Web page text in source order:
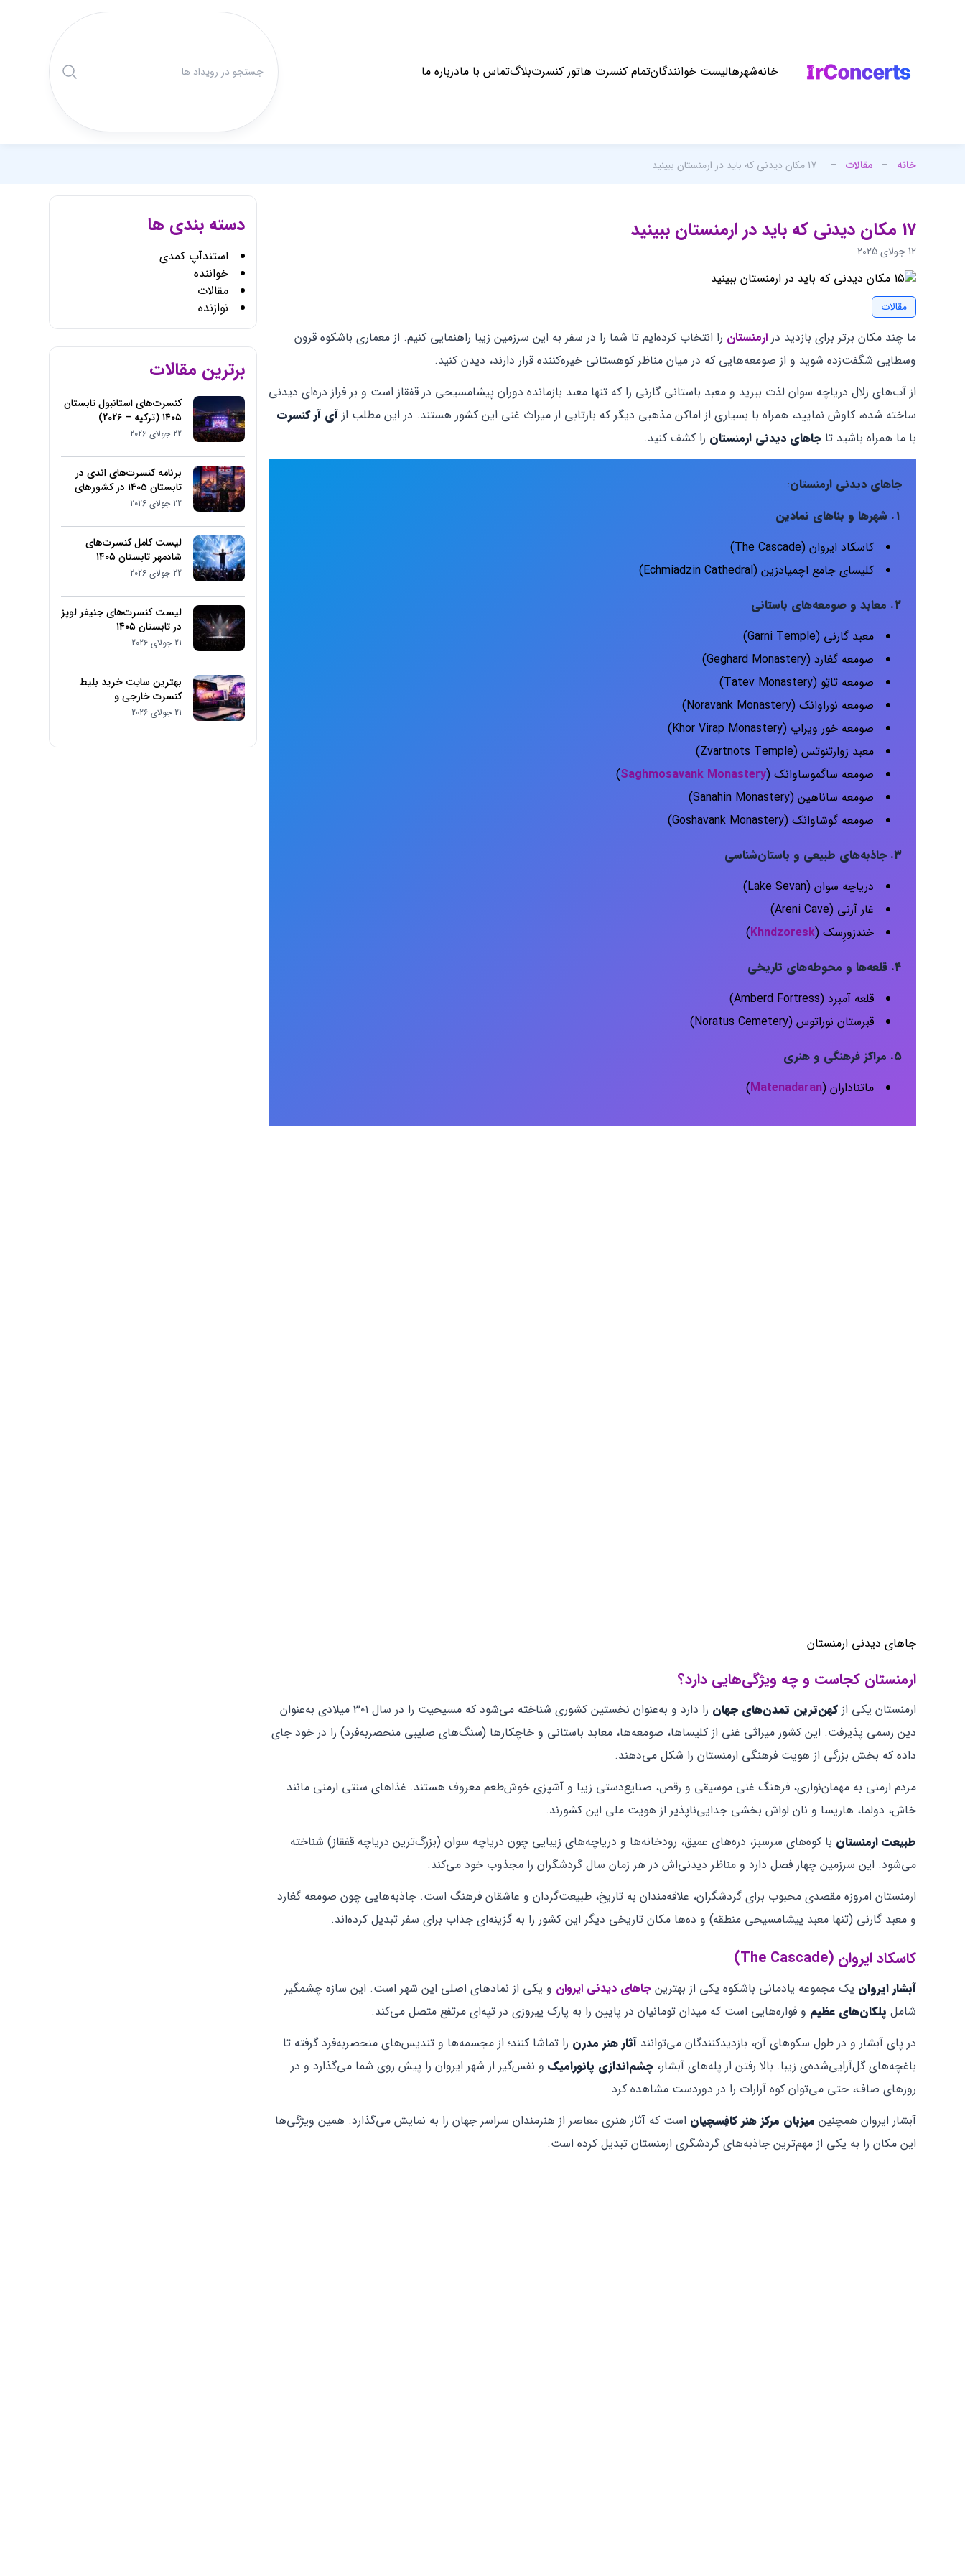
خانهشهرهالیست خوانندگانتمام کنسرت هاتور کنسرتبلاگتماس با مادرباره ما
خانه – مقالات – 17 مکان دیدنی که باید در ارمنستان ببینید
17 مکان دیدنی که باید در ارمنستان ببینید
12 جولای 2025
مقالات
ما چند مکان برتر برای بازدید در ارمنستان را انتخاب کرده‌ایم تا شما را در سفر به این سرزمین زیبا راهنمایی کنیم. از معماری باشکوه قرون
وسطایی شگفت‌زده شوید و از صومعه‌هایی که در میان مناظر کوهستانی خیره‌کننده قرار دارند، دیدن کنید.
از آب‌های زلال دریاچه سوان لذت ببرید و معبد باستانی گارنی را که تنها معبد بازمانده دوران پیشا‌مسیحی در قفقاز است و بر فراز دره‌ای دیدنی
ساخته شده، کاوش نمایید، همراه با بسیاری از اماکن مذهبی دیگر که بازتابی از میراث غنی این کشور هستند. در این مطلب از آی آر کنسرت
با ما همراه باشید تا جاهای دیدنی ارمنستان را کشف کنید.
جاهای دیدنی ارمنستان:
۱. شهرها و بناهای نمادین
کاسکاد ایروان (The Cascade)
کلیسای جامع اچمیادزین (Echmiadzin Cathedral)
۲. معابد و صومعه‌های باستانی
معبد گارنی (Garni Temple)
صومعه گغارد (Geghard Monastery)
صومعه تاتِو (Tatev Monastery)
صومعه نوراوانک (Noravank Monastery)
صومعه خور ویراپ (Khor Virap Monastery)
معبد زوارتنوتس (Zvartnots Temple)
صومعه ساگموساوانک (Saghmosavank Monastery
)
صومعه ساناهین (Sanahin Monastery)
صومعه گوشاوانک (Goshavank Monastery)
۳. جاذبه‌های طبیعی و باستان‌شناسی
دریاچه سوان (Lake Sevan)
غار آرنی (Areni Cave)
خندزورِسک (Khndzoresk
)
۴. قلعه‌ها و محوطه‌های تاریخی
قلعه آمبرد (Amberd Fortress)
قبرستان نوراتوس (Noratus Cemetery)
۵. مراکز فرهنگی و هنری
ماتناداران (Matenadaran
)
جاهای دیدنی ارمنستان
ارمنستان کجاست و چه ویژگی‌هایی دارد؟
ارمنستان یکی از کهن‌ترین تمدن‌های جهان
را دارد و به‌عنوان نخستین کشوری شناخته می‌شود که مسیحیت را در سال ۳۰۱ میلادی به‌عنوان
دین رسمی پذیرفت. این کشور میراثی غنی از کلیساها، صومعه‌ها، معابد باستانی و خاچکارها (سنگ‌های صلیبی منحصربه‌فرد) را در خود جای
داده که بخش بزرگی از هویت فرهنگی ارمنستان را شکل می‌دهند.
مردم ارمنی به مهمان‌نوازی، فرهنگ غنی موسیقی و رقص، صنایع‌دستی زیبا و آشپزی خوش‌طعم معروف هستند. غذاهای سنتی ارمنی مانند
خاش، دولما، هاریسا و نان لواش بخشی جدایی‌ناپذیر از هویت ملی این کشورند.
طبیعت ارمنستان با کوه‌های سرسبز، دره‌های عمیق، رودخانه‌ها و دریاچه‌های زیبایی چون دریاچه سوان (بزرگ‌ترین دریاچه قفقاز) شناخته
می‌شود. این سرزمین چهار فصل دارد و مناظر دیدنی‌اش در هر زمان سال گردشگران را مجذوب خود می‌کند.
ارمنستان امروزه مقصدی محبوب برای گردشگران، علاقه‌مندان به تاریخ، طبیعت‌گردان و عاشقان فرهنگ است. جاذبه‌هایی چون صومعه گغارد
و معبد گارنی (تنها معبد پیشامسیحی منطقه) و ده‌ها مکان تاریخی دیگر این کشور را به گزینه‌ای جذاب برای سفر تبدیل کرده‌اند.
کاسکاد ایروان (The Cascade)
آبشار ایروان یک مجموعه یادمانی باشکوه یکی از بهترین جاهای دیدنی ایروان و یکی از نمادهای اصلی این شهر است. این سازه چشمگیر
شامل پلکان‌های عظیم و فواره‌هایی است که میدان تومانیان در پایین را به پارک پیروزی در تپه‌ای مرتفع متصل می‌کند.
در پای آبشار و در طول سکوهای آن، بازدیدکنندگان می‌توانند آثار هنر مدرن را تماشا کنند؛ از مجسمه‌ها و تندیس‌های منحصربه‌فرد گرفته تا
باغچه‌های گل‌آرایی‌شده‌ی زیبا. بالا رفتن از پله‌های آبشار، چشم‌اندازی پانورامیک و نفس‌گیر از شهر ایروان را پیش روی شما می‌گذارد و در
روزهای صاف، حتی می‌توان کوه آرارات را در دوردست مشاهده کرد.
آبشار ایروان همچنین میزبان مرکز هنر کافِسچیان است که آثار هنری معاصر از هنرمندان سراسر جهان را به نمایش می‌گذارد. همین ویژگی‌ها
این مکان را به یکی از مهم‌ترین جاذبه‌های گردشگری ارمنستان تبدیل کرده است.
دسته بندی ها
استندآپ کمدی
خواننده
مقالات
نوازنده
برترین مقالات
کنسرت‌های استانبول تابستان
۱۴۰۵ (ترکیه – 2026)
22 جولای 2026
برنامه کنسرت‌های اندی در
تابستان ۱۴۰۵ در کشورهای
مختلف
22 جولای 2026
لیست کامل کنسرت‌های
شادمهر تابستان ۱۴۰۵
22 جولای 2026
لیست کنسرت‌های جنیفر لوپز
در تابستان ۱۴۰۵
21 جولای 2026
بهترین سایت خرید بلیط
کنسرت خارجی و
فستیوال‌های موسیقی
21 جولای 2026